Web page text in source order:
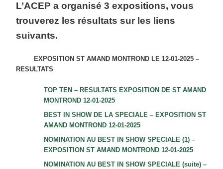
L’ACEP a organisé 3 expositions, vous
trouverez les résultats sur les liens
suivants.
EXPOSITION ST AMAND MONTROND LE 12-01-2025 –
RESULTATS
TOP TEN – RESULTATS EXPOSITION DE ST AMAND
MONTROND 12-01-2025
BEST IN SHOW DE LA SPECIALE – EXPOSITION ST
AMAND MONTROND 12-01-2025
NOMINATION AU BEST IN SHOW SPECIALE (1) –
EXPOSITION ST AMAND MONTROND 12-01-2025
NOMINATION AU BEST IN SHOW SPECIALE (suite) –